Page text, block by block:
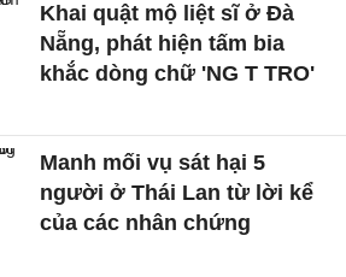
Khai quật mộ liệt sĩ ở Đà
Nẵng, phát hiện tấm bia
khắc dòng chữ 'NG T TRO'
Manh mối vụ sát hại 5
người ở Thái Lan từ lời kể
của các nhân chứng